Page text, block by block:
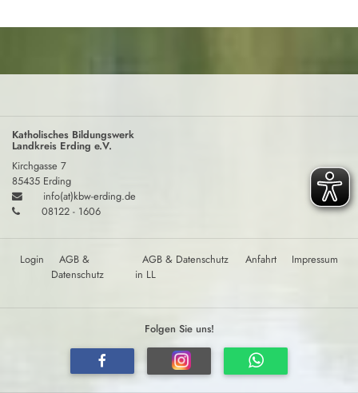
Katholisches Bildungswerk
Landkreis Erding e.V.
Kirchgasse 7
85435 Erding
info(at)kbw-erding.de
08122 - 1606
Login
AGB &
Datenschutz
AGB & Datenschutz
in LL
Anfahrt Impressum
Folgen Sie uns!